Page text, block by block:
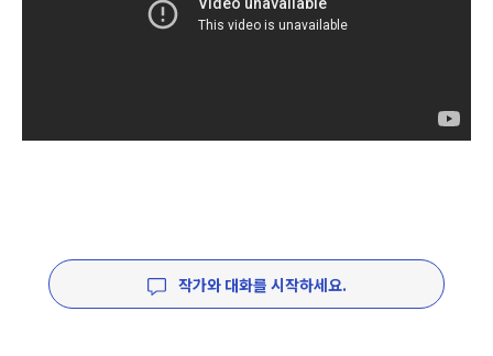
작가와 대화를 시작하세요.